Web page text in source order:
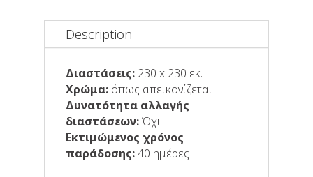
Description
Διαστάσεις:230 x 230 εκ.
Χρώμα:όπως απεικονίζεται
Δυνατότητα αλλαγής
διαστάσεων:Όχι
Εκτιμώμενος χρόνος
παράδοσης:40 ημέρες